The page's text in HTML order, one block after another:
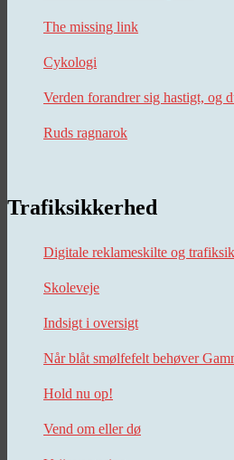
The missing link
Cykologi
Verden forandrer sig hastigt, og
Ruds ragnarok
Trafiksikkerhed
Digitale reklameskilte og
Skoleveje
Indsigt i oversigt
Når blåt smølfefelt behøver
Hold nu op!
Vend om eller dø